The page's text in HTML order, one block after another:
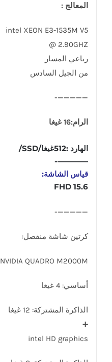
المعالج :
intel XEON E3-1535M V5
@ 2.90GHZ
رباعي المسار
من الجيل السادس
—————-
الرام:16 غيغا
الهارد :512غيغا/SSD/
————-
قياس الشاشة:
15.6 FHD
—————-
كرتين شاشة منفصل:
NVIDIA QUADRO M2000M
أساسي: 4 غيغا
الذاكرة المشتركة: 12 غيغا
➕️
intel HD graphics